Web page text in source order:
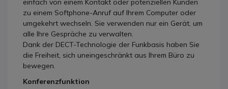
zu einem Softphone-Anruf auf Ihrem Computer oder
umgekehrt wechseln. Sie verwenden nur ein Gerät, um
alle Ihre Gespräche zu verwalten.
Dank der DECT-Technologie der Funkbasis haben Sie
die Freiheit, sich uneingeschränkt aus Ihrem Büro zu
bewegen.
Konferenzfunktion